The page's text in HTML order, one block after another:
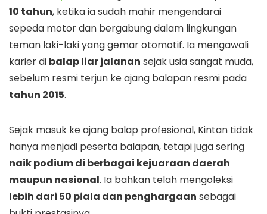
10 tahun, ketika ia sudah mahir mengendarai
sepeda motor dan bergabung dalam lingkungan
teman laki-laki yang gemar otomotif. Ia mengawali
karier di balap liar jalanan sejak usia sangat muda,
sebelum resmi terjun ke ajang balapan resmi pada
tahun 2015.
Sejak masuk ke ajang balap profesional, Kintan tidak
hanya menjadi peserta balapan, tetapi juga sering
naik podium di berbagai kejuaraan daerah
maupun nasional. Ia bahkan telah mengoleksi
lebih dari 50 piala dan penghargaan sebagai